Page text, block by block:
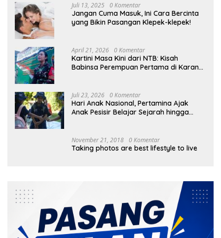
Juli 13, 2025 0 Komentar
Jangan Cuma Masuk, Ini Cara Bercinta
yang Bikin Pasangan Klepek-klepek!
April 21, 2026 0 Komentar
Kartini Masa Kini dari NTB: Kisah
Babinsa Perempuan Pertama di Karang
Juli 23, 2026 0 Komentar
Hari Anak Nasional, Pertamina Ajak
Anak Pesisir Belajar Sejarah hingga
November 21, 2018 0 Komentar
Taking photos are best lifestyle to live